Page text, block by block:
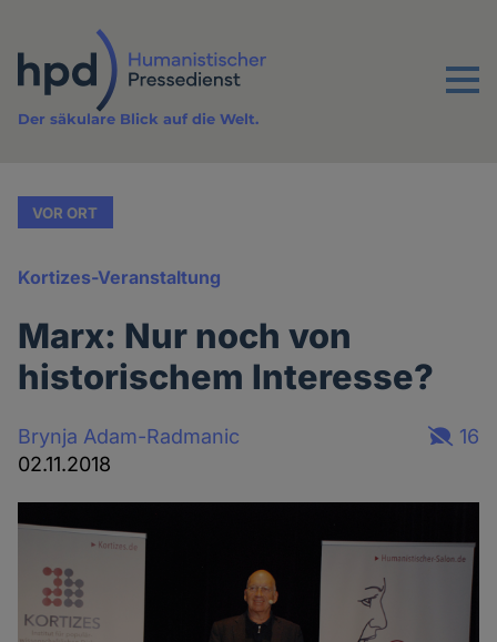
Inhalt
Menu
Der säkulare Blick auf die Welt.
VOR ORT
Kortizes-Veranstaltung
Marx: Nur noch von
historischem Interesse?
Brynja Adam-Radmanic
02.11.2018
16